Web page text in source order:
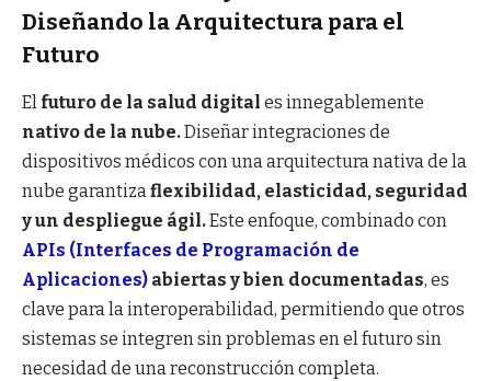
Diseñando la Arquitectura para el
Futuro
El futuro de la salud digital es innegablemente
nativo de la nube.Diseñar integraciones de
dispositivos médicos con una arquitectura nativa de la
nube garantizaflexibilidad, elasticidad, seguridad
y un despliegue ágil.Este enfoque, combinado con
APIs (Interfaces de Programación de
Aplicaciones) abiertas y bien documentadas, es
clave para la interoperabilidad, permitiendo que otros
sistemas se integren sin problemas en el futuro sin
necesidad de una reconstrucción completa.